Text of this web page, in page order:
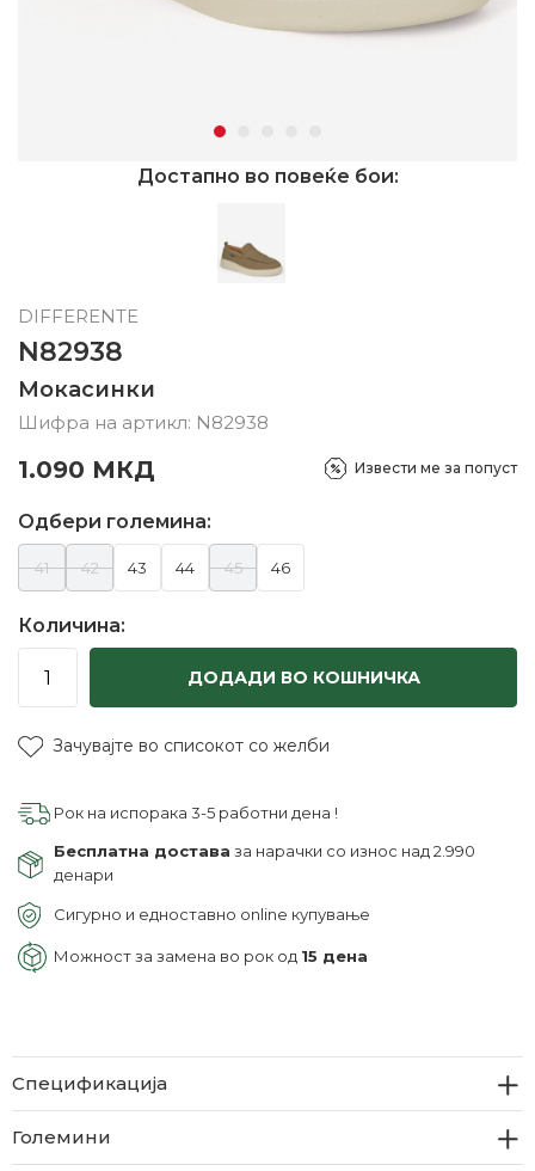
Достапно во повеќе бои:
DIFFERENTE
N82938
Мокасинки
Шифра на артикл: N82938
1.090 МКД Извести ме за попуст
Одбери големина:
41 42 43 44 45 46
Количина:
ДОДАДИ ВО КОШНИЧКА
Зачувајте во списокот со желби
Рок на испорака 3-5 работни дена !
Бесплатна достава за нарачки со износ над 2.990
денари
Сигурно и едноставно online купување
Можност за замена во рок од 15 дена
Спецификација
Големини